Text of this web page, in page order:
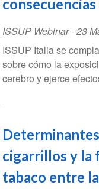
ISSUP Webinar-23
ISSUP Italia se
sobre cómo la
cerebro y ejerce
cigarrillos y la
tabaco entre